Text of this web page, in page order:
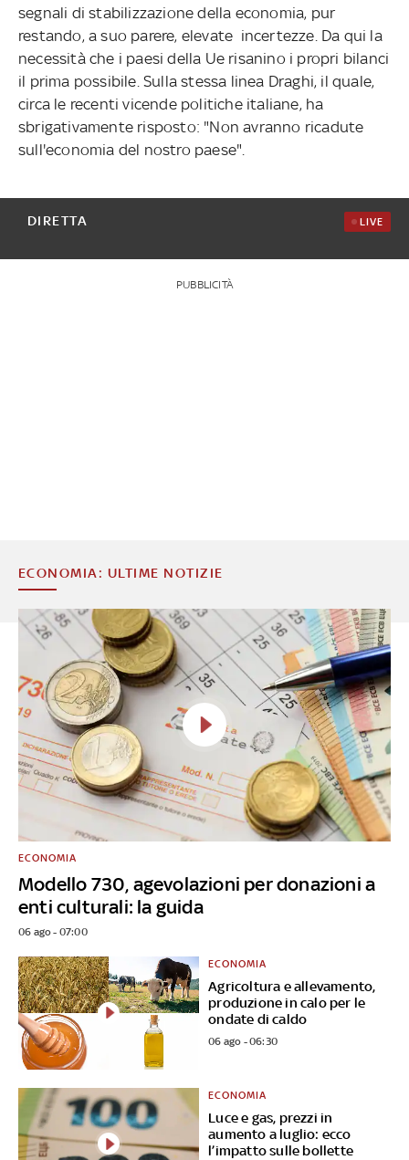
segnali di stabilizzazione della economia, pur
restando, a suo parere, elevate incertezze. Da qui la
necessità che i paesi della Ue risanino i propri bilanci
il prima possibile. Sulla stessa linea Draghi, il quale,
circa le recenti vicende politiche italiane, ha
sbrigativamente risposto: "Non avranno ricadute
sull'economia del nostro paese".
DIRETTA LIVE
PUBBLICITÀ
ECONOMIA: ULTIME NOTIZIE
Modello 730, agevolazioni per donazioni a
enti culturali: la guida
ECONOMIA
06 ago - 07:00
Agricoltura e allevamento,
produzione in calo per le
ondate di caldo
ECONOMIA
06 ago - 06:30
Luce e gas, prezzi in
aumento a luglio: ecco
l’impatto sulle bollette
ECONOMIA